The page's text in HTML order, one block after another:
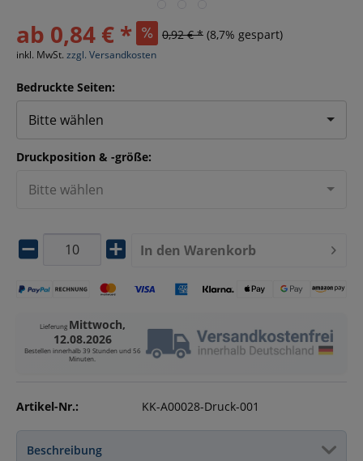
ab 0,84 € * 0,92 € * (8,7% gespart)
inkl. MwSt. zzgl. Versandkosten
Lieferung Mittwoch,
12.08.2026
Bestellen innerhalb39 Stunden und 56
Minuten.
Bedruckte Seiten:
Bitte wählen
Druckposition & -größe:
Bitte wählen
In den Warenkorb
Artikel-Nr.: KK-A00028-Druck-001
Beschreibung